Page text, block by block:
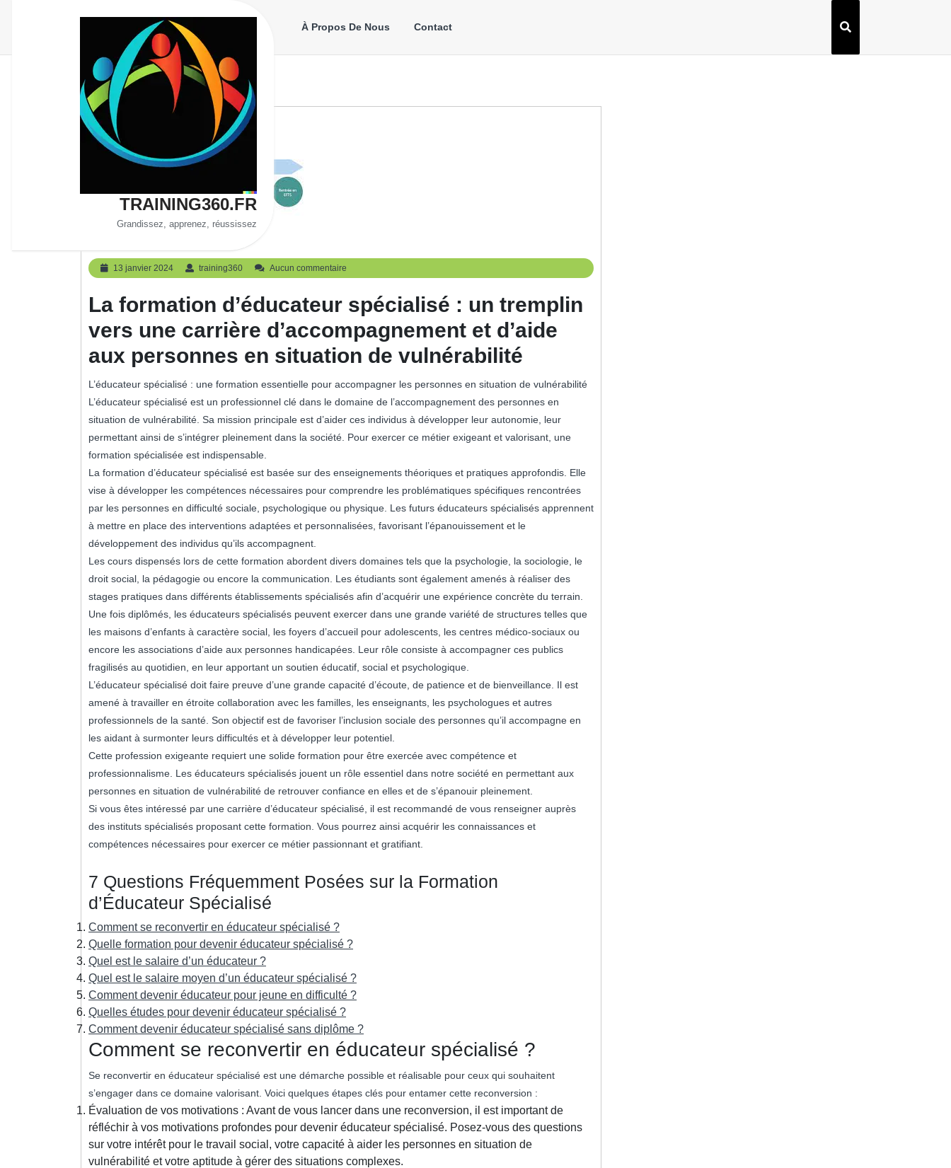
TRAINING360.FR
Grandissez, apprenez, réussissez
À Propos De Nous Contact
13 janvier 2024
13
janvier
training360 training360
Aucun commentaire
La formation d’éducateur spécialisé : un tremplin
vers une carrière d’accompagnement et d’aide
aux personnes en situation de vulnérabilité
L’éducateur spécialisé : une formation essentielle pour accompagner les personnes en situation de vulnérabilité
L’éducateur spécialisé est un professionnel clé dans le domaine de l’accompagnement des personnes en
situation de vulnérabilité. Sa mission principale est d’aider ces individus à développer leur autonomie, leur
permettant ainsi de s’intégrer pleinement dans la société. Pour exercer ce métier exigeant et valorisant, une
formation spécialisée est indispensable.
La formation d’éducateur spécialisé est basée sur des enseignements théoriques et pratiques approfondis. Elle
vise à développer les compétences nécessaires pour comprendre les problématiques spécifiques rencontrées
par les personnes en difficulté sociale, psychologique ou physique. Les futurs éducateurs spécialisés apprennent
à mettre en place des interventions adaptées et personnalisées, favorisant l’épanouissement et le
développement des individus qu’ils accompagnent.
Les cours dispensés lors de cette formation abordent divers domaines tels que la psychologie, la sociologie, le
droit social, la pédagogie ou encore la communication. Les étudiants sont également amenés à réaliser des
stages pratiques dans différents établissements spécialisés afin d’acquérir une expérience concrète du terrain.
Une fois diplômés, les éducateurs spécialisés peuvent exercer dans une grande variété de structures telles que
les maisons d’enfants à caractère social, les foyers d’accueil pour adolescents, les centres médico-sociaux ou
encore les associations d’aide aux personnes handicapées. Leur rôle consiste à accompagner ces publics
fragilisés au quotidien, en leur apportant un soutien éducatif, social et psychologique.
L’éducateur spécialisé doit faire preuve d’une grande capacité d’écoute, de patience et de bienveillance. Il est
amené à travailler en étroite collaboration avec les familles, les enseignants, les psychologues et autres
professionnels de la santé. Son objectif est de favoriser l’inclusion sociale des personnes qu’il accompagne en
les aidant à surmonter leurs difficultés et à développer leur potentiel.
Cette profession exigeante requiert une solide formation pour être exercée avec compétence et
professionnalisme. Les éducateurs spécialisés jouent un rôle essentiel dans notre société en permettant aux
personnes en situation de vulnérabilité de retrouver confiance en elles et de s’épanouir pleinement.
Si vous êtes intéressé par une carrière d’éducateur spécialisé, il est recommandé de vous renseigner auprès
des instituts spécialisés proposant cette formation. Vous pourrez ainsi acquérir les connaissances et
compétences nécessaires pour exercer ce métier passionnant et gratifiant.
7 Questions Fréquemment Posées sur la Formation
d’Éducateur Spécialisé
Comment se reconvertir en éducateur spécialisé ?
Quelle formation pour devenir éducateur spécialisé ?
Quel est le salaire d’un éducateur ?
Quel est le salaire moyen d’un éducateur spécialisé ?
Comment devenir éducateur pour jeune en difficulté ?
Quelles études pour devenir éducateur spécialisé ?
Comment devenir éducateur spécialisé sans diplôme ?
Comment se reconvertir en éducateur spécialisé ?
Se reconvertir en éducateur spécialisé est une démarche possible et réalisable pour ceux qui souhaitent
s’engager dans ce domaine valorisant. Voici quelques étapes clés pour entamer cette reconversion :
Évaluation de vos motivations : Avant de vous lancer dans une reconversion, il est important de
réfléchir à vos motivations profondes pour devenir éducateur spécialisé. Posez-vous des questions
sur votre intérêt pour le travail social, votre capacité à aider les personnes en situation de
vulnérabilité et votre aptitude à gérer des situations complexes.